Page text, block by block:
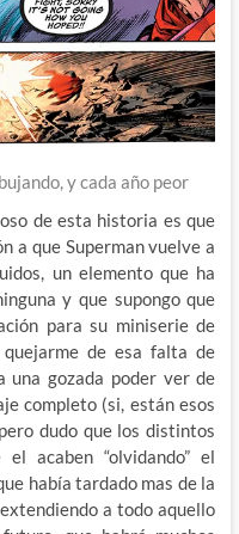
y cada año peor
de esta historia es que
a que Superman vuelve a
un elemento que ha
y que supongo que
para su miniserie de
de esa falta de
una gozada poder ver de
completo (si, están esos
dudo que los distintos
acaben “olvidando” el
había tardado mas de la
a todo aquello